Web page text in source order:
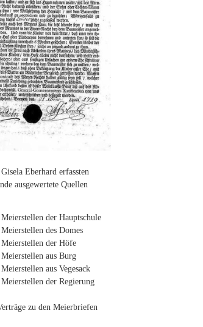
Eberhard erfassten
ausgewertete Quellen
der Hauptschule
des Domes
der Höfe
aus Burg
aus Vegesack
der Regierung
zu den Meierbriefen